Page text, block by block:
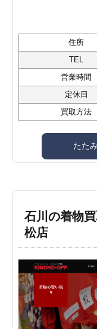
住所
TEL
営業時間
定休日
買取方法
たた
石川の着物
松店